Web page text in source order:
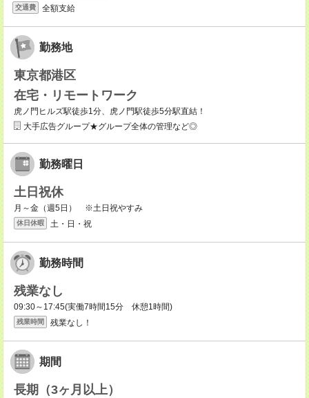
交通費 全額支給
勤務地
東京都港区
在宅・リモートワーク
虎ノ門ヒルズ駅徒歩1分、虎ノ門駅徒歩5分駅直結！
大手広告グループ★グループ全体の管理など◎
勤務曜日
土日祝休
月～金（週5日） ※土日祝やすみ
休日休暇 土・日・祝
勤務時間
残業なし
09:30～17:45(実働7時間15分 休憩1時間)
残業時間 残業なし！
期間
長期（3ヶ月以上）